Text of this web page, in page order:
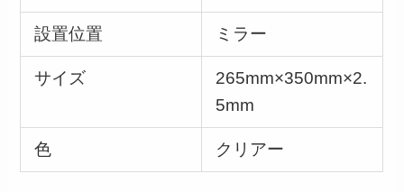
設置位置 ミラー
サイズ
265mm×350mm×2.
5mm
色 クリアー